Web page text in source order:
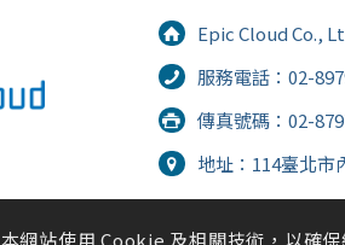
Epic Cloud Co.,
服務電話：02-
傳真號碼：02-
地址：114臺北市
本網站使用 Cookie 及相關技術，以確